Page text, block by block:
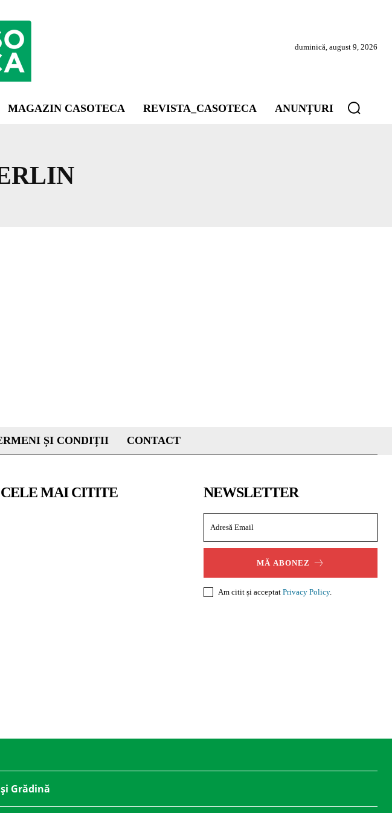
duminică, august 9, 2026
MAGAZIN CASOTECA REVISTA_CASOTECA ANUNȚURI
ȘI CONDIȚII CONTACT
CELE MAI CITITE NEWSLETTER
MĂ ABONEZ
Am citit și acceptat Privacy Policy.
Grădină